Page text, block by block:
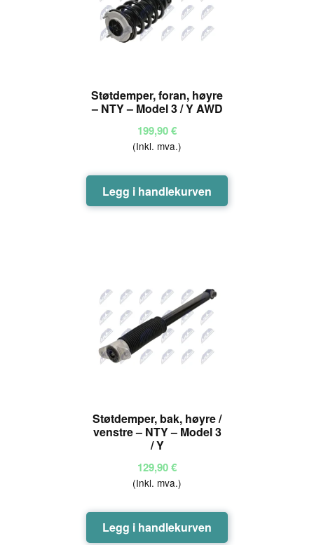
Støtdemper, foran, høyre
– NTY – Model 3 / Y AWD
199,90€
(Inkl. mva.)
Legg i handlekurven
Støtdemper, bak, høyre /
venstre – NTY – Model 3
/ Y
129,90€
(Inkl. mva.)
Legg i handlekurven